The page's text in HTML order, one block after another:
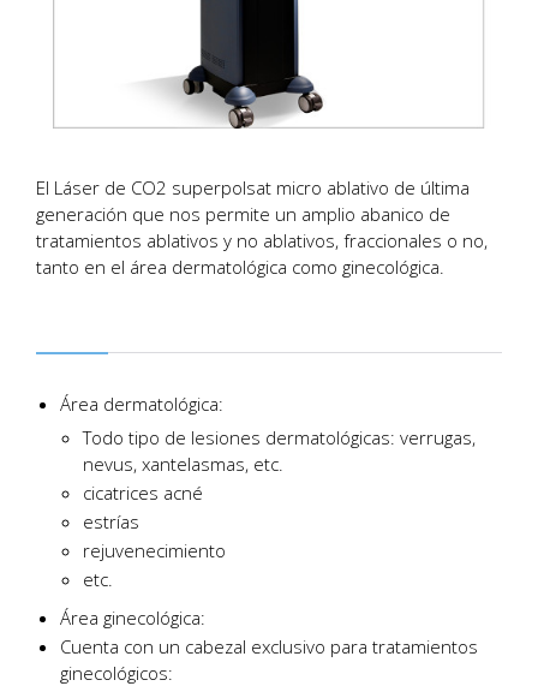
El Láser de CO2 superpolsat micro ablativo de última
generación que nos permite un amplio abanico de
tratamientos ablativos y no ablativos, fraccionales o no,
tanto en el área dermatológica como ginecológica.
Área dermatológica:
Todo tipo de lesiones dermatológicas: verrugas,
nevus, xantelasmas, etc.
cicatrices acné
estrías
rejuvenecimiento
etc.
Área ginecológica:
Cuenta con un cabezal exclusivo para tratamientos
ginecológicos: